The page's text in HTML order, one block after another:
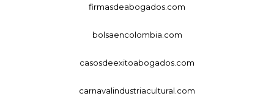
firmasdeabogados.com
bolsaencolombia.com
casosdeexitoabogados.com
carnavalindustriacultural.com